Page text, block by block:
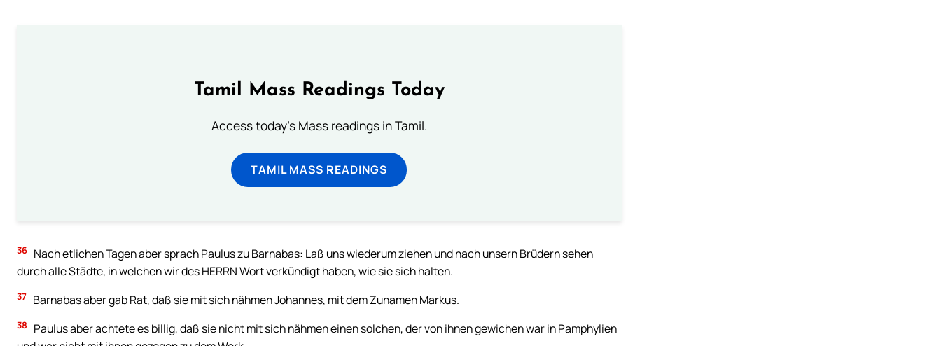
Tamil Mass Readings Today
Access today's Mass readings in Tamil.
TAMIL MASS READINGS
36 Nach etlichen Tagen aber sprach Paulus zu Barnabas: Laß uns wiederum ziehen und nach unsern Brüdern sehen
durch alle Städte, in welchen wir des HERRN Wort verkündigt haben, wie sie sich halten.
37 Barnabas aber gab Rat, daß sie mit sich nähmen Johannes, mit dem Zunamen Markus.
38
Paulus aber achtete es billig, daß sie nicht mit sich nähmen einen solchen, der von ihnen gewichen war in Pamphylien